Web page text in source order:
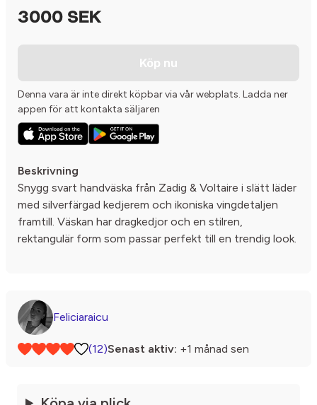
3000 SEK
Köp nu
Denna vara är inte direkt köpbar via vår webplats. Ladda ner
appen för att kontakta säljaren
Beskrivning
Snygg svart handväska från Zadig & Voltaire i slätt läder
med silverfärgad kedjerem och ikoniska vingdetaljen
framtill. Väskan har dragkedjor och en stilren,
rektangulär form som passar perfekt till en trendig look.
Feliciaraicu
(12)Senast aktiv: +1 månad sen